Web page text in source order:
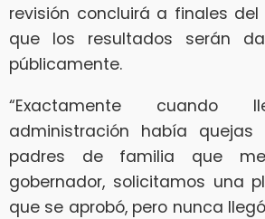
revisión concluirá a finales
que los resultados serán
públicamente.
“Exactamente
administración había
padres de familia que me
gobernador, solicitamos una
que se aprobó, pero nunca